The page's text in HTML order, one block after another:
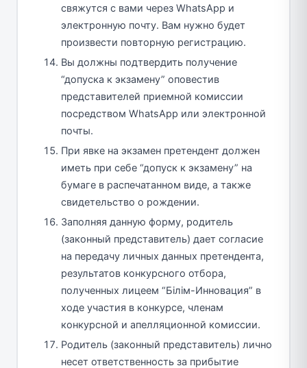
свяжутся с вами через WhatsApp и
электронную почту. Вам нужно будет
произвести повторную регистрацию.
Вы должны подтвердить получение
“допуска к экзамену” оповестив
представителей приемной комиссии
посредством WhatsApp или электронной
почты.
При явке на экзамен претендент должен
иметь при себе “допуск к экзамену” на
бумаге в распечатанном виде, а также
свидетельство о рождении.
Заполняя данную форму, родитель
(законный представитель) дает согласие
на передачу личных данных претендента,
результатов конкурсного отбора,
полученных лицеем “Білім-Инновация” в
ходе участия в конкурсе, членам
конкурсной и апелляционной комиссии.
Родитель (законный представитель) лично
несет ответственность за прибытие